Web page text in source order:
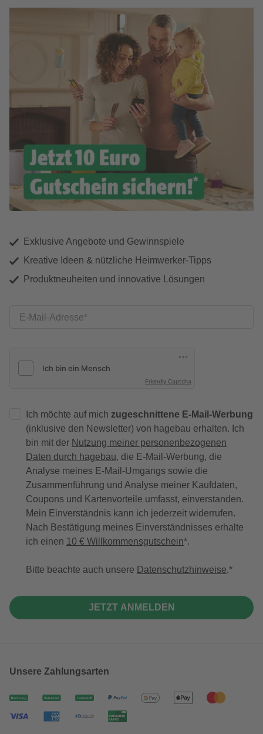
Exklusive Angebote und Gewinnspiele
Kreative Ideen & nützliche Heimwerker-Tipps
Produktneuheiten und innovative Lösungen
E-Mail-Adresse
Friendly Captcha
Ich möchte auf mich zugeschnittene E-Mail-Werbung
(inklusive den Newsletter) von hagebau erhalten. Ich
bin mit der Nutzung meiner personenbezogenen
Daten durch hagebau, die E-Mail-Werbung, die
Analyse meines E-Mail-Umgangs sowie die
Zusammenführung und Analyse meiner Kaufdaten,
Coupons und Kartenvorteile umfasst, einverstanden.
Mein Einverständnis kann ich jederzeit widerrufen.
Nach Bestätigung meines Einverständnisses erhalte
ich einen 10 € Willkommensgutschein*.
Bitte beachte auch unsere Datenschutzhinweise.
JETZT ANMELDEN
Unsere Zahlungsarten